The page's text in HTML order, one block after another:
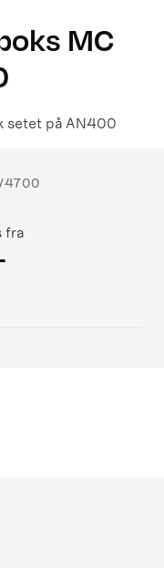
MC
setet på AN400
fra